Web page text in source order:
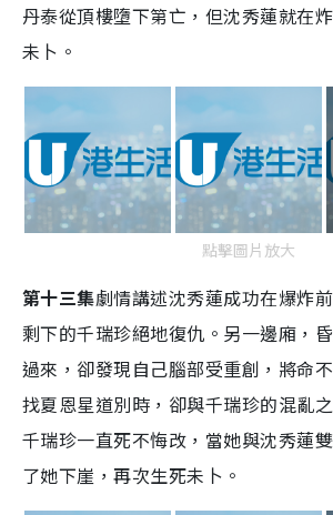
丹泰從頂樓墮下第亡，但沈秀蓮就在
未卜。
點擊圖片放大
第十三集劇情講述沈秀蓮成功在爆炸
剩下的千瑞珍絕地復仇。另一邊廂，
過來，卻發現自己腦部受重創，將命
找夏恩星道別時，卻與千瑞珍的混亂
千瑞珍一直死不悔改，當她與沈秀蓮
了她下崖，再次生死未卜。